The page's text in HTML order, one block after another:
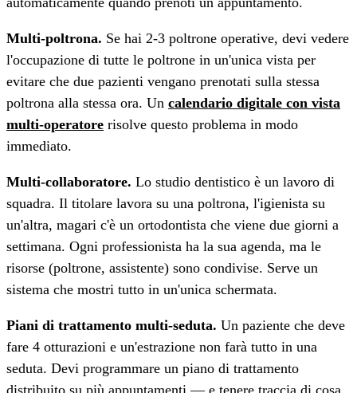
Multi-poltrona. Se hai 2-3 poltrone operative, devi vedere
l'occupazione di tutte le poltrone in un'unica vista per
evitare che due pazienti vengano prenotati sulla stessa
poltrona alla stessa ora. Un calendario digitale con vista
multi-operatore risolve questo problema in modo
immediato.
Multi-collaboratore. Lo studio dentistico è un lavoro di
squadra. Il titolare lavora su una poltrona, l'igienista su
un'altra, magari c'è un ortodontista che viene due giorni a
settimana. Ogni professionista ha la sua agenda, ma le
risorse (poltrone, assistente) sono condivise. Serve un
sistema che mostri tutto in un'unica schermata.
Piani di trattamento multi-seduta. Un paziente che deve
fare 4 otturazioni e un'estrazione non farà tutto in una
seduta. Devi programmare un piano di trattamento